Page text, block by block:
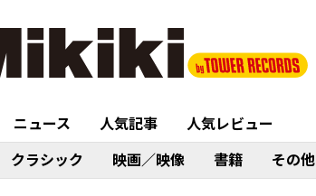
ニュース 人気記事
人気レビュー
クラシック 映画／映像 書籍 その他